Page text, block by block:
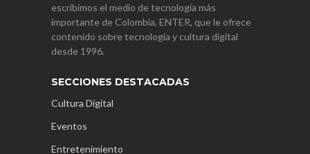
escribimos el medio de tecnología más
importante de Colombia, ENTER, que le ofrece
contenido sobre tecnología y cultura digital
desde 1996.
SECCIONES DESTACADAS
Cultura Digital
Eventos
Entretenimiento